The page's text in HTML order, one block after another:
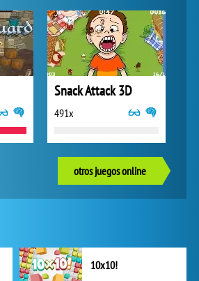
Snack Attack 3D
491x
otros juegos online
10x10!